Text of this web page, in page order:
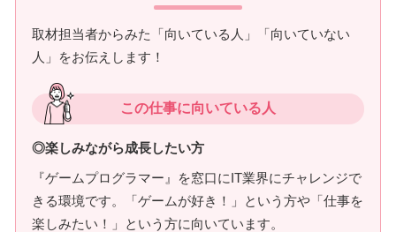
取材担当者からみた「向いている人」「向いていない
人」をお伝えします！
この仕事に向いている人
◎楽しみながら成長したい方
『ゲームプログラマー』を窓口にIT業界にチャレンジで
きる環境です。「ゲームが好き！」という方や「仕事を
楽しみたい！」という方に向いています。